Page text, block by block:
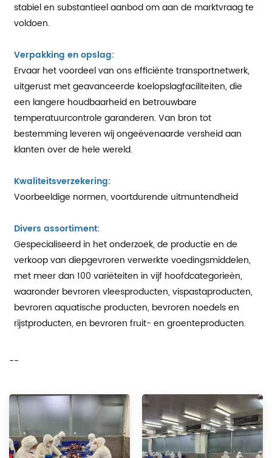
stabiel en substantieel aanbod om aan de marktvraag te
voldoen.
Verpakking en opslag:
Ervaar het voordeel van ons efficiënte transportnetwerk,
uitgerust met geavanceerde koelopslagfaciliteiten, die
een langere houdbaarheid en betrouwbare
temperatuurcontrole garanderen. Van bron tot
bestemming leveren wij ongeëvenaarde versheid aan
klanten over de hele wereld.
Kwaliteitsverzekering:
Voorbeeldige normen, voortdurende uitmuntendheid
Divers assortiment:
Gespecialiseerd in het onderzoek, de productie en de
verkoop van diepgevroren verwerkte voedingsmiddelen,
met meer dan 100 variëteiten in vijf hoofdcategorieën,
waaronder bevroren vleesproducten, vispastaproducten,
bevroren aquatische producten, bevroren noedels en
rijstproducten, en bevroren fruit- en groenteproducten.
--